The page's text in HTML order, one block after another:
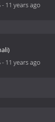
- 11 years ago
- 11 years ago